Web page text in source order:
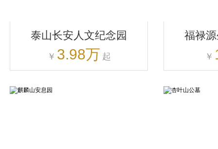
泰山长安人文纪念园
￥ 3.98万 起
福禄
￥